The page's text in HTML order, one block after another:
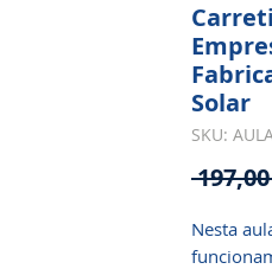
Solar
SKU:
197,00
Nesta